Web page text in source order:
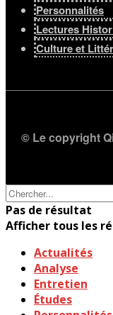
Personnalités
Lectures
Culture et
© Le copyright
Pas de résultat
Afficher tous les
Actualités
Analyse
Entretien
Études